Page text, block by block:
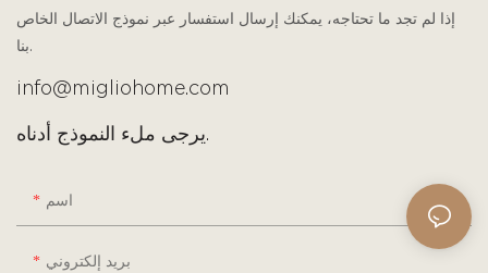
إذا لم تجد ما تحتاجه، يمكنك إرسال استفسار عبر نموذج الاتصال الخاص
بنا.
info@migliohome.com
يرجى ملء النموذج أدناه.
اسم
بريد إلكتروني